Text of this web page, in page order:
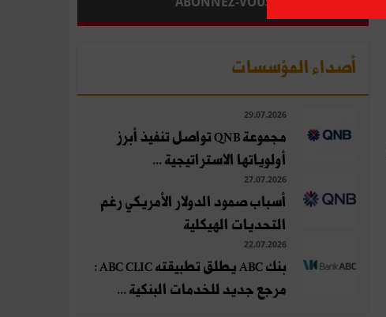
أصداء المؤسسات
29.07.2026
مجموعة QNB تواصل تنفيذ أبرز
أولوياتها الاستراتيجية ...
27.07.2026
أسباب صمود الدولار الأمريكي رغم
التحديات الهيكلية
22.07.2026
بنك ABC يطلق تطبيقته ABC CLIC :
مرجع جديد للخدمات البنكية ...